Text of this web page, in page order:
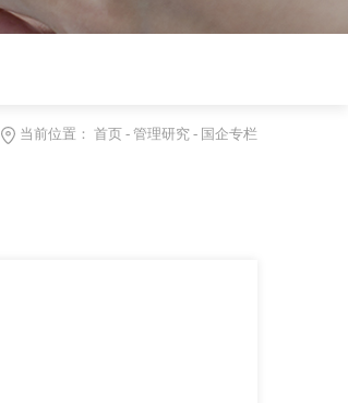
当前位置： 首页- 管理研究- 国企专栏